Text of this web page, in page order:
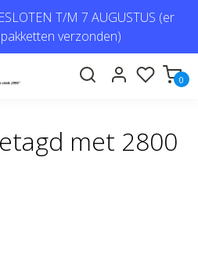
T/M 7 AUGUSTUS (er
verzonden)
0
met 2800